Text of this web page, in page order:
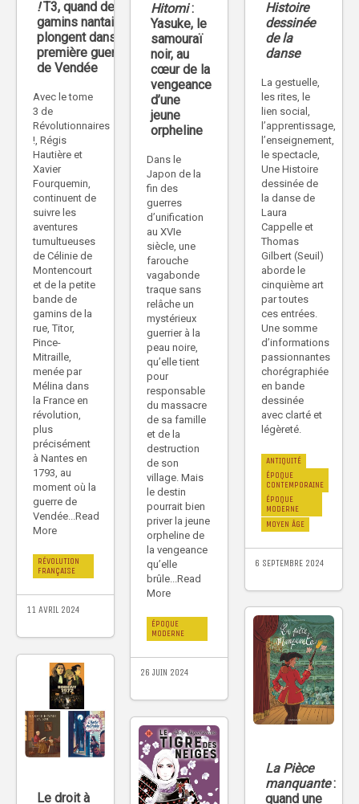
Histoire
dessinée
de la
danse
La gestuelle,
les rites, le
lien social,
l’apprentissage,
l’enseignement,
le spectacle,
Une Histoire
dessinée de
la danse de
Laura
Cappelle et
Thomas
Gilbert (Seuil)
aborde le
cinquième art
par toutes
ces entrées.
Une somme
d’informations
passionnantes
chorégraphiée
en bande
dessinée
avec clarté et
légèreté.
ANTIQUITÉ
ÉPOQUE
CONTEMPORAINE
ÉPOQUE
MODERNE
MOYEN ÂGE
6 SEPTEMBRE 2024
Hitomi:
Yasuke, le
samouraï
noir, au
cœur de la
vengeance
d’une
jeune
orpheline
Dans le
Japon de la
fin des
guerres
d’unification
au XVIe
siècle, une
farouche
vagabonde
traque sans
relâche un
mystérieux
guerrier à la
peau noire,
qu’elle tient
pour
responsable
du massacre
de sa famille
et de la
destruction
de son
village. Mais
le destin
pourrait bien
priver la jeune
orpheline de
la vengeance
qu’elle
brûle...Read
More
ÉPOQUE
MODERNE
26 JUIN 2024
!T3, quand des
gamins nantais
plongent dans la
première guerre
de Vendée
Avec le tome
3 de
Révolutionnaires
!, Régis
Hautière et
Xavier
Fourquemin,
continuent de
suivre les
aventures
tumultueuses
de Célinie de
Montencourt
et de la petite
bande de
gamins de la
rue, Titor,
Pince-
Mitraille,
menée par
Mélina dans
la France en
révolution,
plus
précisément
à Nantes en
1793, au
moment où la
guerre de
Vendée...Read
More
RÉVOLUTION
FRANÇAISE
11 AVRIL 2024
La Pièce
manquante:
quand une
Le droit à